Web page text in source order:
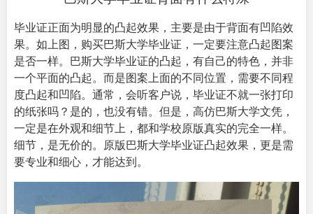
毕业证正面为明显的凸起效果，主要是由于背面有凹陷效
果。如上图，购买巴斯大学毕业证，一定要注意凸起图案
是否一样。巴斯大学毕业证的凸起，有自己的特色，并非
一个平面的凸起。而是图案上面的不同位置，需要不同程
度凸起和凹陷。通常，会听客户说，毕业证不就一张打印
的纸张吗？是的，也没有错。但是，高仿巴斯大学文凭，
一定是在外观和细节上，都和学校原版真实的完全一样。
细节，是无价的。原版巴斯大学毕业证凸起效果，更是需
要专业和细心，才能达到。